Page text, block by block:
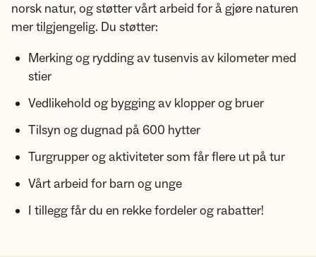
norsk natur, og støtter vårt arbeid for å gjøre naturen
mer tilgjengelig. Du støtter:
Merking og rydding av tusenvis av kilometer med
stier
Vedlikehold og bygging av klopper og bruer
Tilsyn og dugnad på 600 hytter
Turgrupper og aktiviteter som får flere ut på tur
Vårt arbeid for barn og unge
I tillegg får du en rekke fordeler og rabatter!